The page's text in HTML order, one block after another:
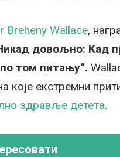
Breheny Wallace,
довољно: Кад
том питању“.
које екстремни
здравље детета.